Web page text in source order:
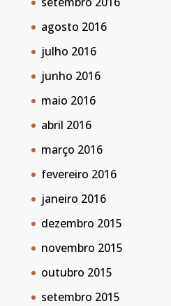
agosto 2016
julho 2016
junho 2016
maio 2016
abril 2016
março 2016
fevereiro 2016
janeiro 2016
dezembro 2015
novembro 2015
outubro 2015
setembro 2015